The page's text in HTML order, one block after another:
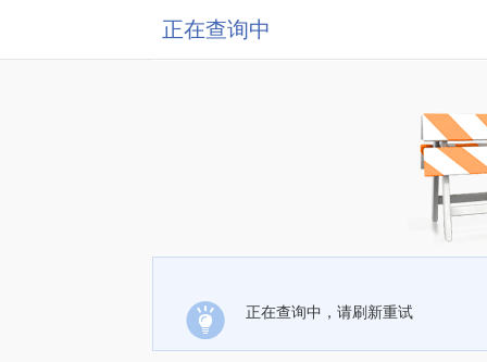
正在查询中
正在查询中，请刷新重试